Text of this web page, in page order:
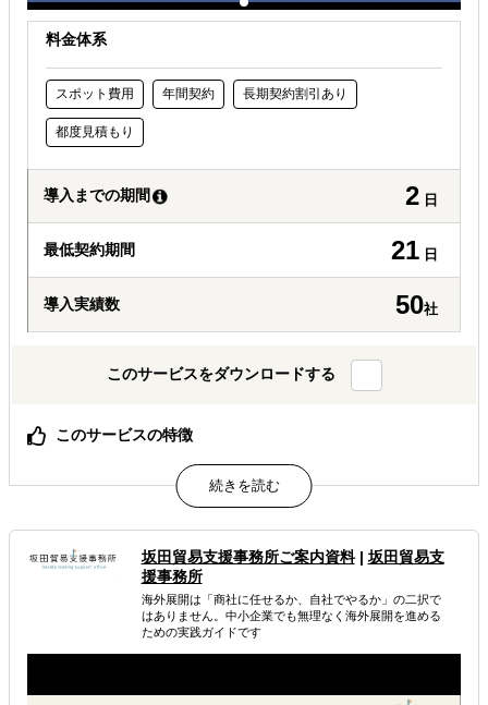
料金体系
スポット費用 年間契約 長期契約割引あり
都度見積もり
導入までの期間 2 日
最低契約期間 21 日
導入実績数 50社
このサービスをダウンロードする
このサービスの特徴
海外事業展開企業に必須の安全配慮義務を満たします
見落としがちなリスクをケアします
属するジャンル
海外進出コンサルティング
解決できる課題
坂田貿易支援事務所ご案内資料|坂田貿易支
援事務所
海外展開は「商社に任せるか、自社でやるか」の二択で
はありません。中小企業でも無理なく海外展開を進める
ための実践ガイドです